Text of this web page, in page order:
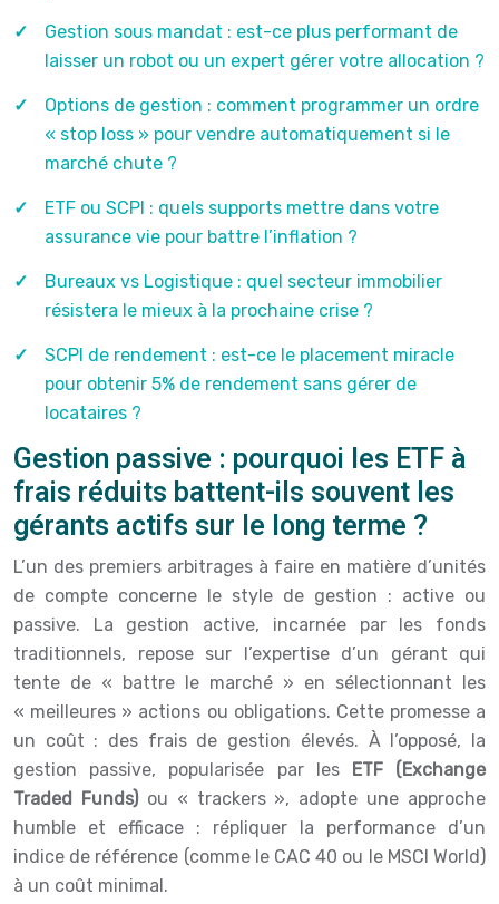
Gestion sous mandat : est-ce plus performant de
laisser un robot ou un expert gérer votre allocation ?
Options de gestion : comment programmer un ordre
« stop loss » pour vendre automatiquement si le
marché chute ?
ETF ou SCPI : quels supports mettre dans votre
assurance vie pour battre l’inflation ?
Bureaux vs Logistique : quel secteur immobilier
résistera le mieux à la prochaine crise ?
SCPI de rendement : est-ce le placement miracle
pour obtenir 5% de rendement sans gérer de
locataires ?
Gestion passive : pourquoi les ETF à
frais réduits battent-ils souvent les
gérants actifs sur le long terme ?
L’un des premiers arbitrages à faire en matière d’unités
de compte concerne le style de gestion : active ou
passive. La gestion active, incarnée par les fonds
traditionnels, repose sur l’expertise d’un gérant qui
tente de « battre le marché » en sélectionnant les
« meilleures » actions ou obligations. Cette promesse a
un coût : des frais de gestion élevés. À l’opposé, la
gestion passive, popularisée par les
ETF (Exchange
Traded Funds)ou « trackers », adopte une approche
humble et efficace : répliquer la performance d’un
indice de référence (comme le CAC 40 ou le MSCI World)
à un coût minimal.